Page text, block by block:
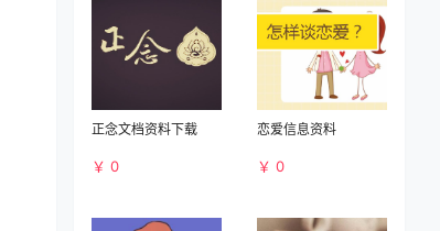
正念文档资料下载
￥ 0
恋爱信息资料
￥ 0